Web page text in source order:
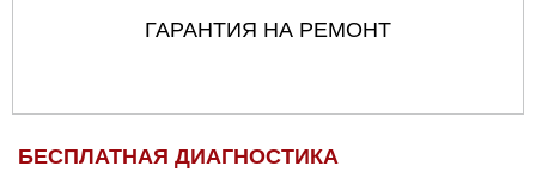
ГАРАНТИЯ НА РЕМОНТ
БЕСПЛАТНАЯ ДИАГНОСТИКА